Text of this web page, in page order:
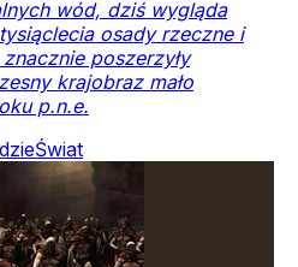
wód, dziś wygląda
osady rzeczne i
poszerzyły
krajobraz mało
p.n.e.
Świat